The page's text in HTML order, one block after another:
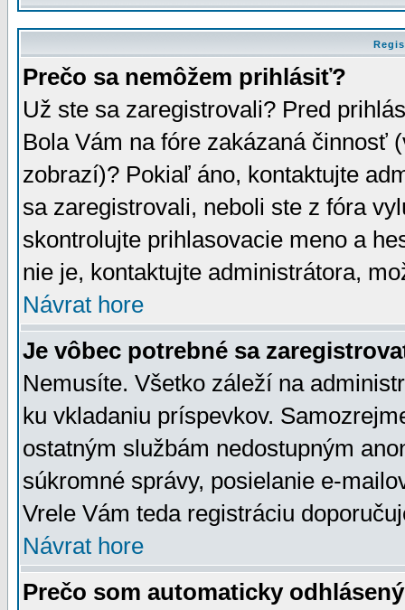
Prečo sa nemôžem prihlásiť?
Už ste sa zaregistrovali? Pred
Bola Vám na fóre zakázaná činnosť
zobrazí)? Pokiaľ áno, kontaktujte
sa zaregistrovali, neboli ste z fóra
skontrolujte prihlasovacie meno a
nie je, kontaktujte administrátora,
Návrat hore
Je vôbec potrebné sa
Nemusíte. Všetko záleží na
ku vkladaniu príspevkov.
ostatným službám nedostupným
súkromné správy, posielanie e-
Vrele Vám teda registráciu
Návrat hore
Prečo som automaticky